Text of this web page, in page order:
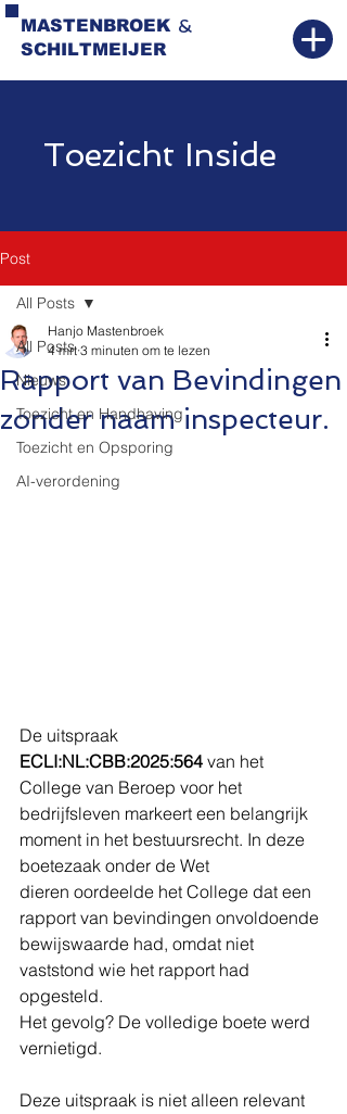
MASTENBROEK
SCHILTMEIJER
&
Toezicht Inside
Post
All Posts
Nieuws
Toezicht en Handhaving
Toezicht en Opsporing
AI-verordening
All Posts
Rapport van Bevindingen
zonder naam inspecteur.
Hanjo Mastenbroek
4 mrt 3 minuten om te lezen
De uitspraak
ECLI:NL:CBB:2025:564 van het
College van Beroep voor het
bedrijfsleven markeert een belangrijk
moment in het bestuursrecht. In deze
boetezaak onder de Wet
dieren oordeelde het College dat een
rapport van bevindingen onvoldoende
bewijswaarde had, omdat niet
vaststond wie het rapport had
opgesteld.
Het gevolg? De volledige boete werd
vernietigd.
Deze uitspraak is niet alleen relevant